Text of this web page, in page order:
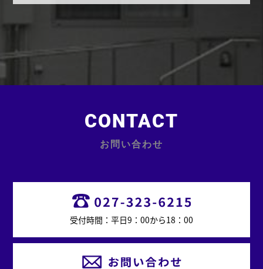
CONTACT
お問い合わせ
受付時間：平日9：00から18：00